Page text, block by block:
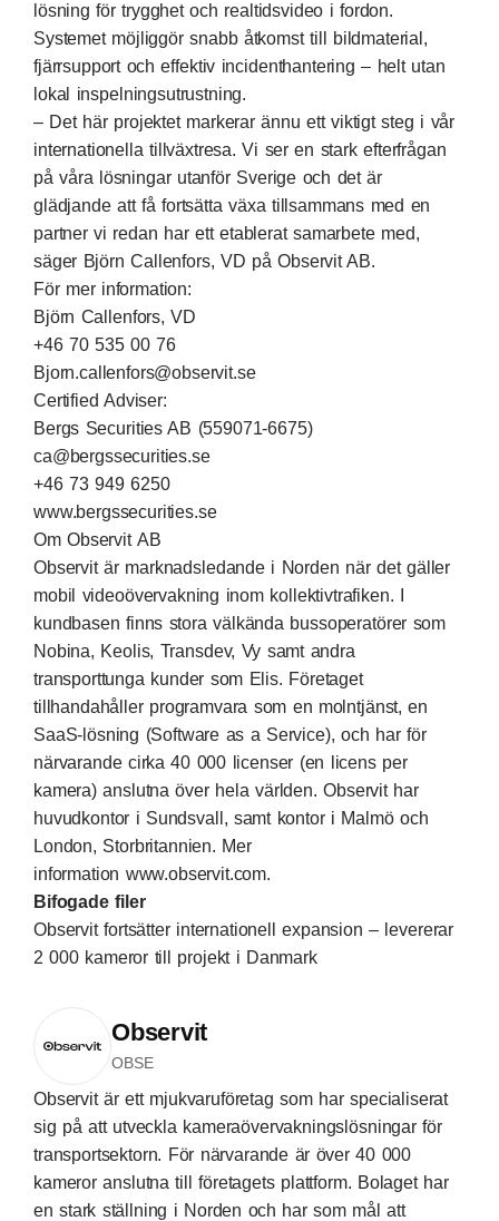
lösning för trygghet och realtidsvideo i fordon.
Systemet möjliggör snabb åtkomst till bildmaterial,
fjärrsupport och effektiv incidenthantering – helt utan
lokal inspelningsutrustning.
– Det här projektet markerar ännu ett viktigt steg i vår
internationella tillväxtresa. Vi ser en stark efterfrågan
på våra lösningar utanför Sverige och det är
glädjande att få fortsätta växa tillsammans med en
partner vi redan har ett etablerat samarbete med,
säger Björn Callenfors, VD på Observit AB.
För mer information:
Björn Callenfors, VD
+46 70 535 00 76
Bjorn.callenfors@observit.se
Certified Adviser:
Bergs Securities AB (559071-6675)
ca@bergssecurities.se
+46 73 949 6250
www.bergssecurities.se
Om Observit AB
Observit är marknadsledande i Norden när det gäller
mobil videoövervakning inom kollektivtrafiken. I
kundbasen finns stora välkända bussoperatörer som
Nobina, Keolis, Transdev, Vy samt andra
transporttunga kunder som Elis. Företaget
tillhandahåller programvara som en molntjänst, en
SaaS-lösning (Software as a Service), och har för
närvarande cirka 40 000 licenser (en licens per
kamera) anslutna över hela världen. Observit har
huvudkontor i Sundsvall, samt kontor i Malmö och
London, Storbritannien. Mer
information www.observit.com.
Bifogade filer
Observit fortsätter internationell expansion – levererar
2 000 kameror till projekt i Danmark
Observit
OBSE
Observit är ett mjukvaruföretag som har specialiserat
sig på att utveckla kameraövervakningslösningar för
transportsektorn. För närvarande är över 40 000
kameror anslutna till företagets plattform. Bolaget har
en stark ställning i Norden och har som mål att